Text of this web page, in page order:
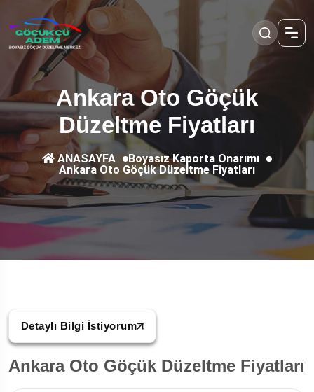
Ankara Oto Göçük
Düzeltme Fiyatları
ANASAYFA
Boyasız Kaporta Onarımı
Ankara Oto Göçük Düzeltme Fiyatları
Detaylı Bilgi İstiyorum
Ankara Oto Göçük Düzeltme Fiyatları